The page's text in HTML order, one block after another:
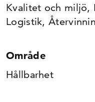
Kvalitet och miljö,
Logistik,
Område
Hållbarhet